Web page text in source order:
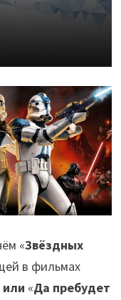
«Звёздных
в фильмах
или «Да пребудет